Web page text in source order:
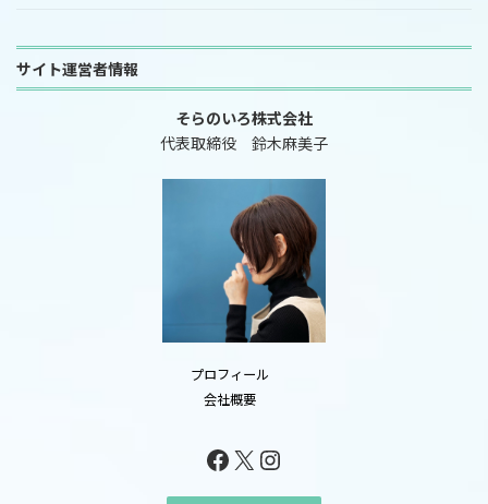
サイト運営者情報
そらのいろ株式会社
代表取締役 鈴木麻美子
プロフィール
会社概要
Facebook
X Instagram